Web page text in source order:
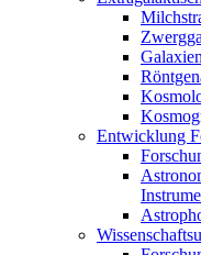
Entwicklung